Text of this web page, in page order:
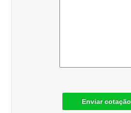
Enviar cotação